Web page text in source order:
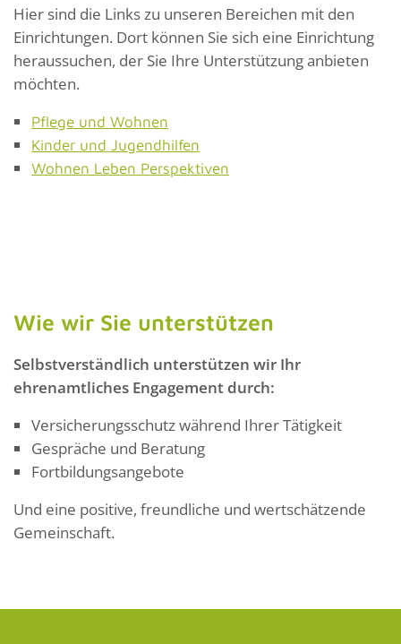
Hier sind die Links zu unseren Bereichen mit den
Einrichtungen. Dort können Sie sich eine Einrichtung
heraussuchen, der Sie Ihre Unterstützung anbieten
möchten.
Pflege und Wohnen
Kinder und Jugendhilfen
Wohnen Leben Perspektiven
Wie wir Sie unterstützen
Selbstverständlich unterstützen wir Ihr
ehrenamtliches Engagement durch:
Versicherungsschutz während Ihrer Tätigkeit
Gespräche und Beratung
Fortbildungsangebote
Und eine positive, freundliche und wertschätzende
Gemeinschaft.